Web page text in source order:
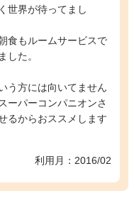
世界が待ってまし
食もルームサービスで
した。
う方には向いてません
ーパーコンパニオンさ
るからおススメします
利用月：2016/02